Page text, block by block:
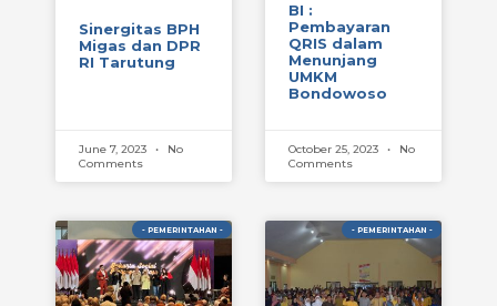
Sinergitas BPH
Migas dan DPR
RI Tarutung
June 7, 2023
No
Comments
BI :
Pembayaran
QRIS dalam
Menunjang
UMKM
Bondowoso
October 25, 2023
No
Comments
- PEMERINTAHAN - - PEMERINTAHAN -